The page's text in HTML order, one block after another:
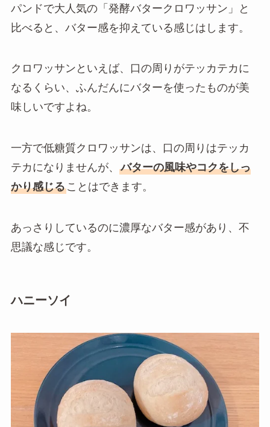
パンドで大人気の「発酵バタークロワッサン」と
比べると、バター感を抑えている感じはします。
クロワッサンといえば、口の周りがテッカテカに
なるくらい、ふんだんにバターを使ったものが美
味しいですよね。
一方で低糖質クロワッサンは、口の周りはテッカ
テカになりませんが、 バターの風味やコクをしっ
かり感じることはできます。
あっさりしているのに濃厚なバター感があり、不
思議な感じです。
ハニーソイ